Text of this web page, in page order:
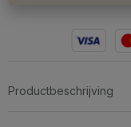
Productbeschrijving